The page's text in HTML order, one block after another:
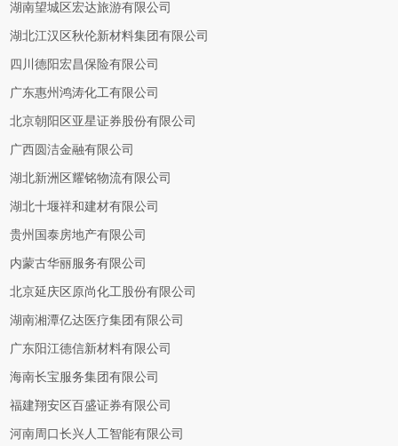
湖南望城区宏达旅游有限公司
湖北江汉区秋伦新材料集团有限公司
四川德阳宏昌保险有限公司
广东惠州鸿涛化工有限公司
北京朝阳区亚星证券股份有限公司
广西圆洁金融有限公司
湖北新洲区耀铭物流有限公司
湖北十堰祥和建材有限公司
贵州国泰房地产有限公司
内蒙古华丽服务有限公司
北京延庆区原尚化工股份有限公司
湖南湘潭亿达医疗集团有限公司
广东阳江德信新材料有限公司
海南长宝服务集团有限公司
福建翔安区百盛证券有限公司
河南周口长兴人工智能有限公司